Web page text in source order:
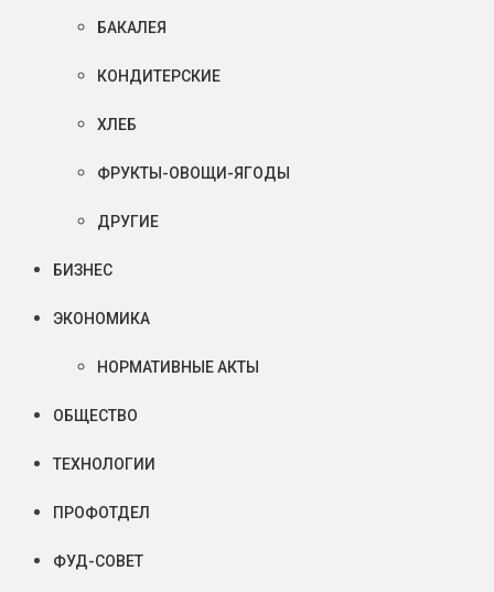
БАКАЛЕЯ
КОНДИТЕРСКИЕ
ХЛЕБ
ФРУКТЫ-ОВОЩИ-ЯГОДЫ
ДРУГИЕ
БИЗНЕС
ЭКОНОМИКА
НОРМАТИВНЫЕ АКТЫ
ОБЩЕСТВО
ТЕХНОЛОГИИ
ПРОФОТДЕЛ
ФУД-СОВЕТ